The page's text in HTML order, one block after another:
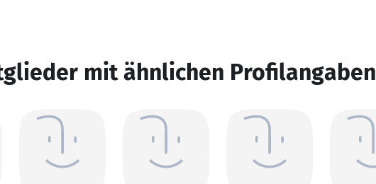
mit ähnlichen Profilangaben